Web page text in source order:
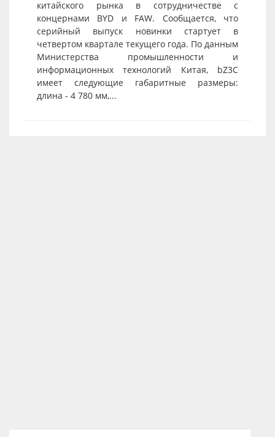
китайского рынка в сотрудничестве с
концернами BYD и FAW. Сообщается, что
серийный выпуск новинки стартует в
четвертом квартале текущего года. По данным
Министерства промышленности и
информационных технологий Китая, bZ3C
имеет следующие габаритные размеры:
длина - 4 780 мм,...